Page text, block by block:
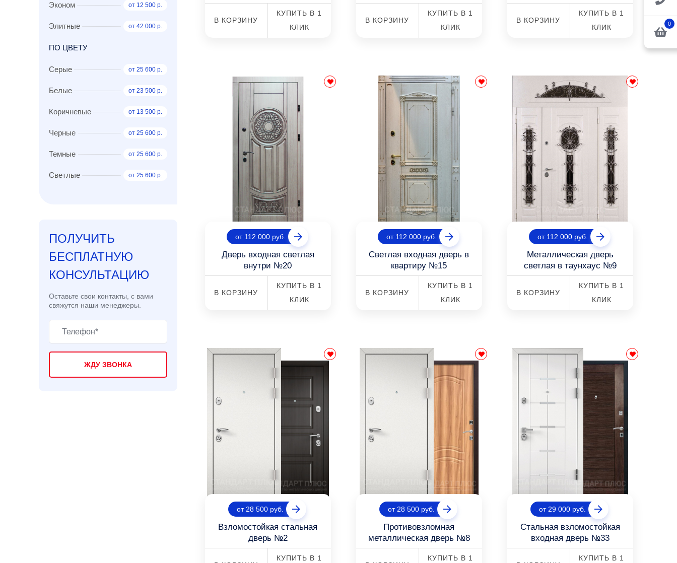
0
Эконом от 12 500 р.
Элитные от 42 000 р.
ПО ЦВЕТУ
Серые от 25 600 р.
Белые от 23 500 р.
Коричневые от 13 500 р.
Черные от 25 600 р.
Темные от 25 600 р.
Светлые от 25 600 р.
ПОЛУЧИТЬ
БЕСПЛАТНУЮ
КОНСУЛЬТАЦИЮ
Оставьте свои контакты, с вами
свяжутся наши менеджеры.
ЖДУ ЗВОНКА
В КОРЗИНУ
КУПИТЬ В 1
КЛИК
В КОРЗИНУ
КУПИТЬ В 1
КЛИК
В КОРЗИНУ
КУПИТЬ В 1
КЛИК
от 112 000 руб.
Дверь входная светлая
внутри №20
В КОРЗИНУ
КУПИТЬ В 1
КЛИК
от 112 000 руб.
Светлая входная дверь в
квартиру №15
В КОРЗИНУ
КУПИТЬ В 1
КЛИК
от 112 000 руб.
Металлическая дверь
светлая в таунхаус №9
В КОРЗИНУ
КУПИТЬ В 1
КЛИК
от 28 500 руб.
Взломостойкая стальная
дверь №2
КУПИТЬ В 1
от 28 500 руб.
Противовзломная
металлическая дверь №8
КУПИТЬ В 1
от 29 000 руб.
Стальная взломостойкая
входная дверь №33
КУПИТЬ В 1